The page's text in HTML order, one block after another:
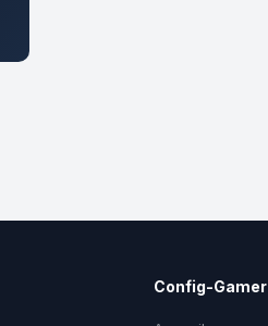
Config-Gamer